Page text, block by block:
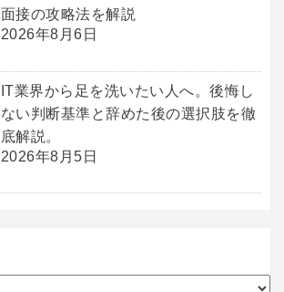
面接の攻略法を解説
2026年8月6日
IT業界から足を洗いたい人へ。後悔し
ない判断基準と辞めた後の選択肢を徹
底解説。
2026年8月5日